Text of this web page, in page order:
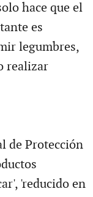
hace que el
es
legumbres,
realizar
de Protección
'reducido en